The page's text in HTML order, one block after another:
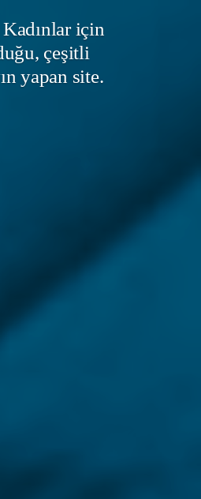
Kadınlar için
çeşitli
yapan site.